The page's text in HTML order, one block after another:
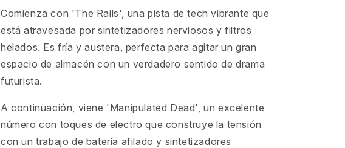
Comienza con 'The Rails', una pista de tech vibrante que
está atravesada por sintetizadores nerviosos y filtros
helados. Es fría y austera, perfecta para agitar un gran
espacio de almacén con un verdadero sentido de drama
futurista.
A continuación, viene 'Manipulated Dead', un excelente
número con toques de electro que construye la tensión
con un trabajo de batería afilado y sintetizadores